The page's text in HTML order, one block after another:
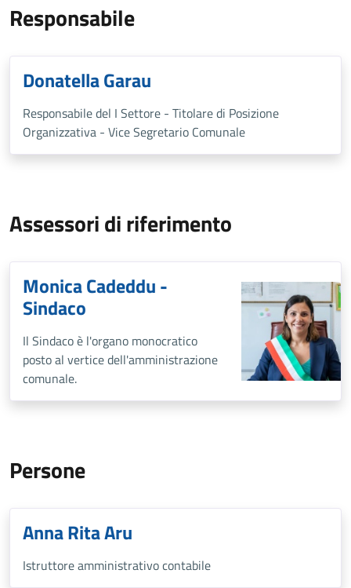
Responsabile
Donatella Garau
Responsabile del I Settore - Titolare di Posizione
Organizzativa - Vice Segretario Comunale
Assessori di riferimento
Monica Cadeddu -
Sindaco
Il Sindaco è l'organo monocratico
posto al vertice dell'amministrazione
comunale.
Persone
Anna Rita Aru
Istruttore amministrativo contabile